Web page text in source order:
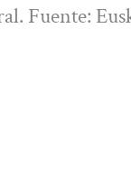
Fuente: